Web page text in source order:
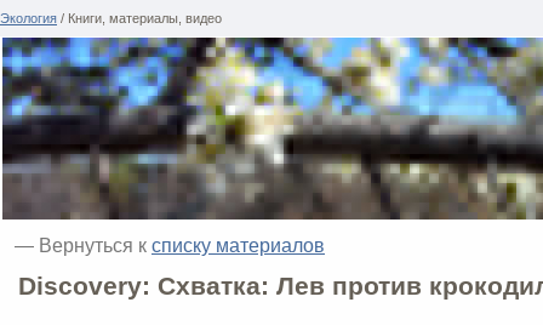
Экология / Книги, материалы, видео
— Вернуться к списку материалов
Discovery: Схватка: Лев против